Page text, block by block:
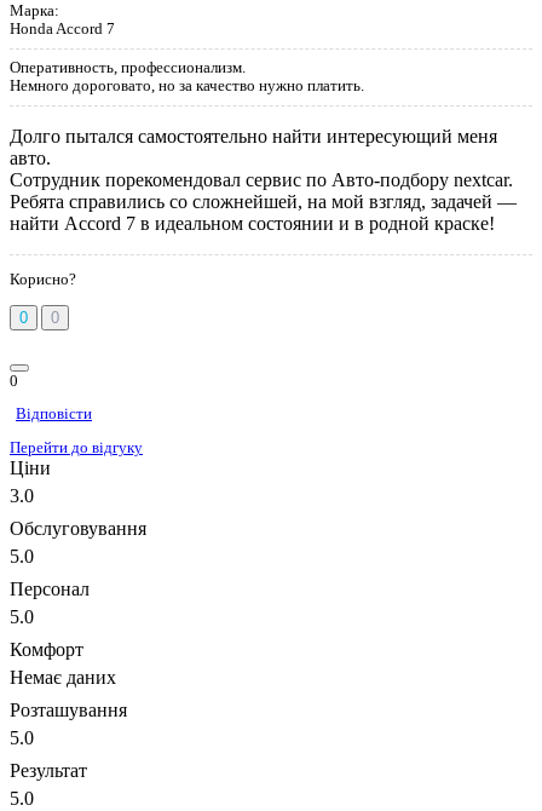
Марка:
Honda Accord 7
Оперативность, профессионализм.
Немного дороговато, но за качество нужно платить.
Долго пытался самостоятельно найти интересующий меня
авто.
Сотрудник порекомендовал сервис по Авто-подбору nextcar.
Ребята справились со сложнейшей, на мой взгляд, задачей —
найти Accord 7 в идеальном состоянии и в родной краске!
Корисно?
0 0
0
Відповісти
Перейти до відгуку
Ціни
3.0
Обслуговування
5.0
Персонал
5.0
Комфорт
Немає даних
Розташування
5.0
Результат
5.0